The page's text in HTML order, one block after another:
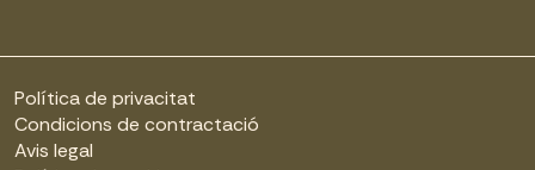
Política de privacitat
Condicions de contractació
Avis legal